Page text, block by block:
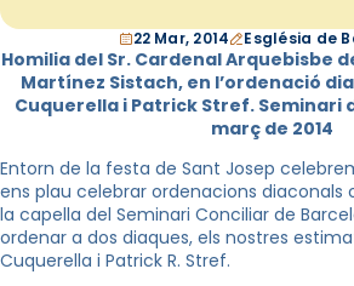
22 Mar, 2014 Església de
Homilia del Sr. Cardenal Arquebisbe
Martínez Sistach, en l’ordenació
Cuquerella i Patrick Stref. Seminari
març de 2014
Entorn de la festa de Sant Josep
ens plau celebrar ordenacions diaconals
la capella del Seminari Conciliar de
ordenar a dos diaques, els nostres
Cuquerella i Patrick R. Stref.